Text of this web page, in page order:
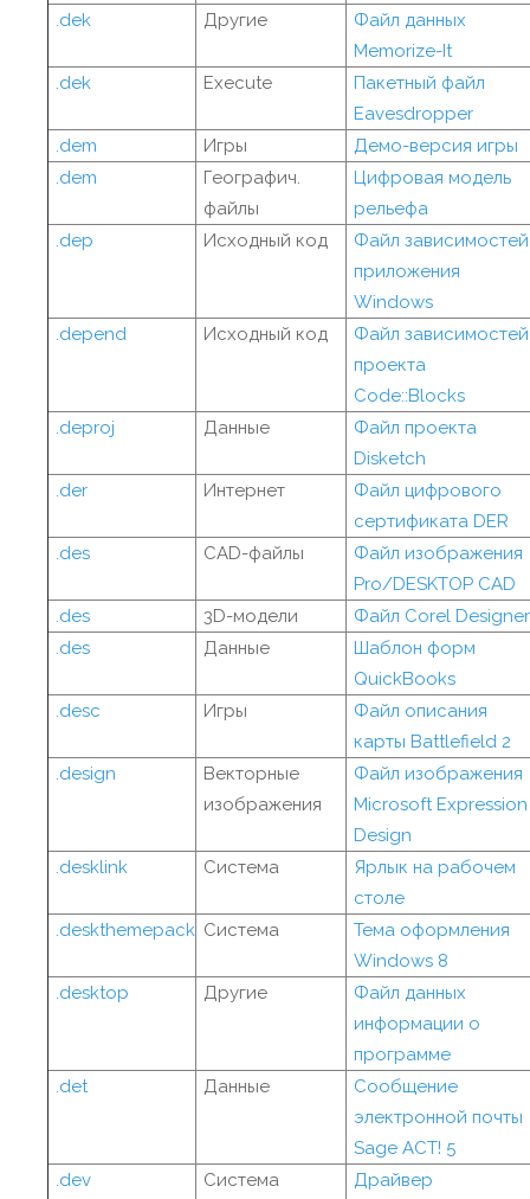
.dek
Другие
Файл данных
Memorize-It
.dek
Execute
Пакетный файл
Eavesdropper
.dem
Игры
Демо-версия игры
.dem
Географич.
файлы
Цифровая модель
рельефа
.dep
Исходный код
Файл зависимостей
приложения
Windows
.depend
Исходный код
Файл зависимостей
проекта
Code::Blocks
.deproj
Данные
Файл проекта
Disketch
.der
Интернет
Файл цифрового
сертификата DER
.des
CAD-файлы
Файл изображения
Pro/DESKTOP CAD
.des
3D-модели
Файл Corel Designer
.des
Данные
Шаблон форм
QuickBooks
.desc
Игры
Файл описания
карты Battlefield 2
.design
Векторные
изображения
Файл изображения
Microsoft Expression
Design
.desklink
Система
Ярлык на рабочем
столе
.deskthemepack Система
Тема оформления
Windows 8
.desktop
Другие
Файл данных
информации о
программе
.det
Данные
Сообщение
электронной почты
Sage ACT! 5
.dev
Система
Драйвер